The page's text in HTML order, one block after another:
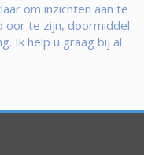
om inzichten aan te
oor te zijn, doormiddel
Ik help u graag bij al